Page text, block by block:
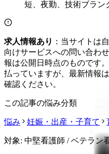
求人情報あり ：当サイトは
向けサービスへの問い合わ
報は公開日時点のものです
払っていますが、最新情報
確認ください。
この記事の悩み分類
悩み 妊娠・出産・子育て
対象: 中堅看護師 / ベテラン